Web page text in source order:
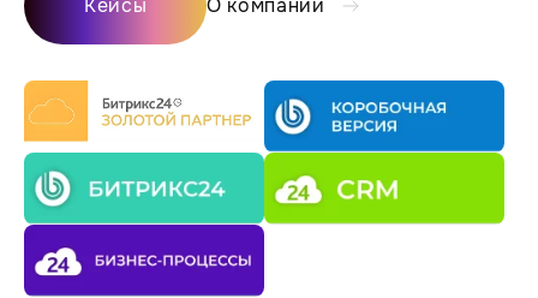
Кейсы О компании